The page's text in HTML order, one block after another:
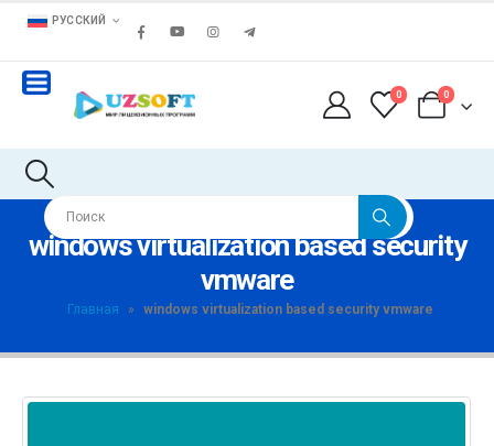
РУССКИЙ
0 0
windows virtualization based security
vmware
Главная » windows virtualization based security vmware